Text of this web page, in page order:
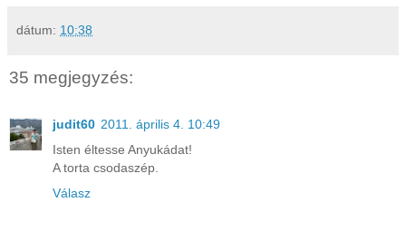
dátum: 10:38
35 megjegyzés:
judit60 2011. április 4. 10:49
Isten éltesse Anyukádat!
A torta csodaszép.
Válasz